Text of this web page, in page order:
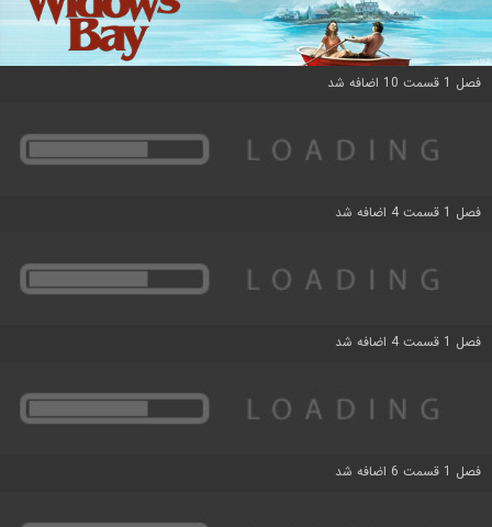
فصل 1 قسمت 10 اضافه شد
فصل 1 قسمت 4 اضافه شد
فصل 1 قسمت 4 اضافه شد
فصل 1 قسمت 6 اضافه شد